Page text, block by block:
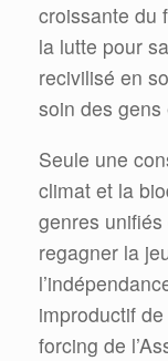
croissante du
la lutte pour
recivilisé en
soin des
Seule une
climat et la
genres
regagner la
improductif
forcing de